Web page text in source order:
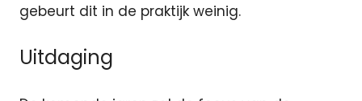
gebeurt dit in de praktijk weinig.
Uitdaging